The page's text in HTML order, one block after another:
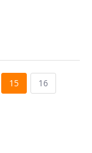
15
16